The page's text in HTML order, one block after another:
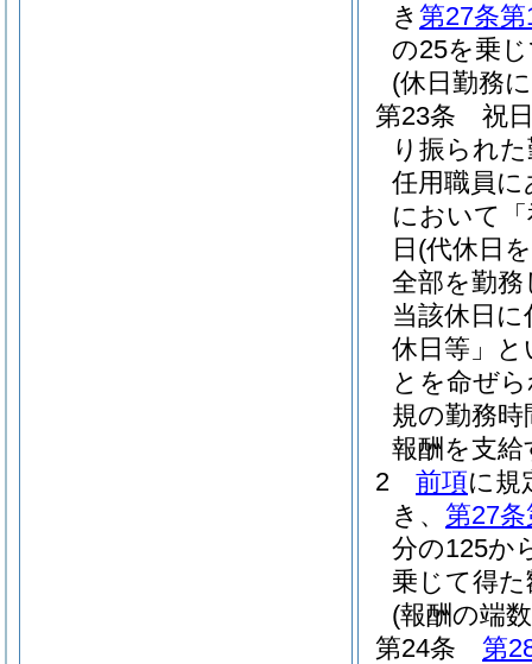
き 第27条第
の25を乗
(休日勤務
第23条
祝
り振られ
任用職員
において
日 (代休日
全部を勤
当該休日
休日等」と
とを命ぜ
規の勤務
報酬を支給
2
前項に規
き、 第27
分の125か
乗じて得
(報酬の端
第24条
第